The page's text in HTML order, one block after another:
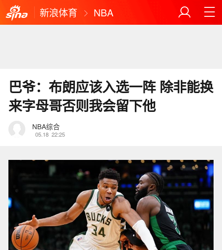
新浪体育 NBA
巴爷：布朗应该入选一阵 除非能换
来字母哥否则我会留下他
NBA综合
05.18 22:25